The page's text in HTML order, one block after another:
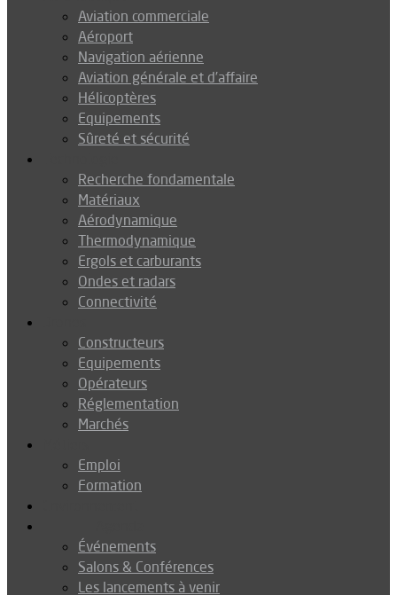
Aviation commerciale
Aéroport
Navigation aérienne
Aviation générale et d’affaire
Hélicoptères
Equipements
Sûreté et sécurité
Recherche fondamentale
Matériaux
Aérodynamique
Thermodynamique
Ergols et carburants
Ondes et radars
Connectivité
Constructeurs
Equipements
Opérateurs
Réglementation
Marchés
Emploi
Formation
Événements
Salons & Conférences
Les lancements à venir